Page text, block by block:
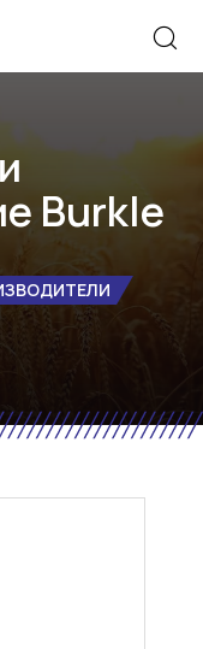
Burkle